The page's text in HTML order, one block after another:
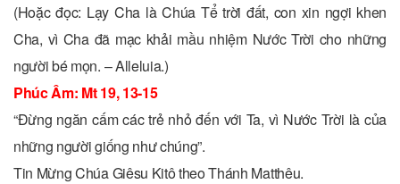
(Hoặc đọc: Lạy Cha là Chúa Tể trời đất, con xin ngợi khen
Cha, vì Cha đã mạc khải mầu nhiệm Nước Trời cho những
người bé mọn. – Alleluia.)
Phúc Âm: Mt 19, 13-15
“Ðừng ngăn cấm các trẻ nhỏ đến với Ta, vì Nước Trời là của
những người giống như chúng”.
Tin Mừng Chúa Giêsu Kitô theo Thánh Matthêu.